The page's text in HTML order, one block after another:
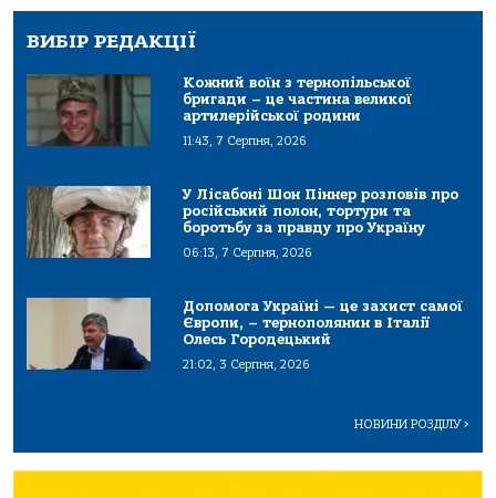
ВИБІР РЕДАКЦІЇ
Кожний воїн з тернопільської
бригади – це частина великої
артилерійської родини
11:43, 7 Серпня, 2026
У Лісабоні Шон Піннер розповів про
російський полон, тортури та
боротьбу за правду про Україну
06:13, 7 Серпня, 2026
Допомога Україні — це захист самої
Європи, – тернополянин в Італії
Олесь Городецький
21:02, 3 Серпня, 2026
НОВИНИ РОЗДІЛУ>